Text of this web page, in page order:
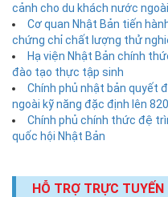
cảnh cho du khách nước ngoài
Cơ quan Nhật Bản tiến
chứng chỉ chất lượng thử
Hạ viện Nhật Bản chính
đào tạo thực tập sinh
Chính phủ nhật bản quyết
ngoài kỹ năng đặc định lên
Chính phủ chính thức đệ
quốc hội Nhật Bản
HỖ TRỢ TRỰC TUYẾN